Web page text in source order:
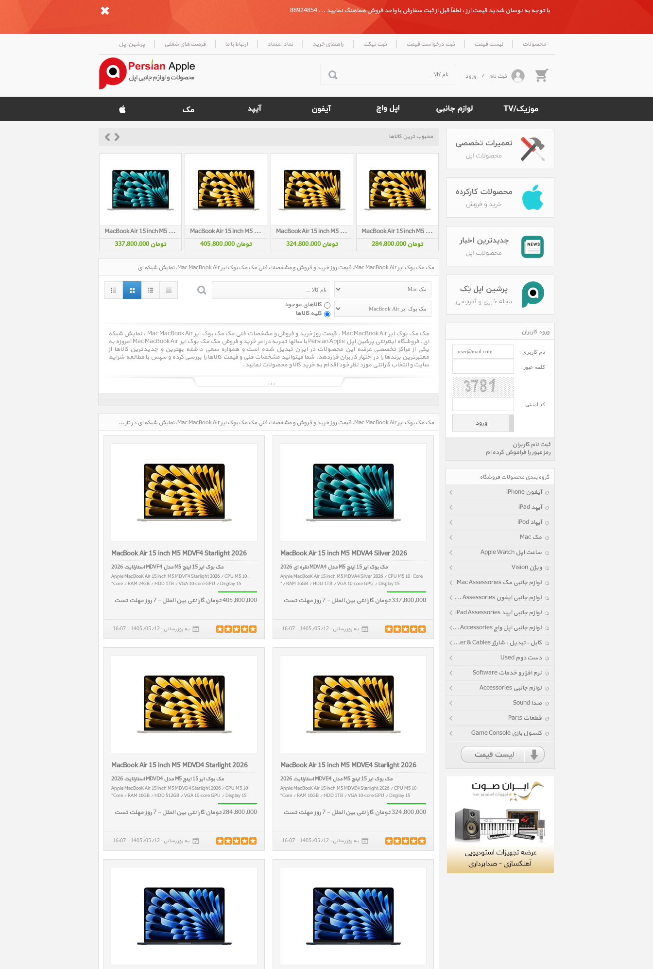
با توجه به نوسان شدید قیمت ارز ، لطفاً قبل از ثبت سفارش با واحد فروش هماهنگ نمایید ... 88924854
محصولات | لیست قیمت | ثبت درخواست قیمت | ثبت تیکت | راهنمای خرید | نماد اعتماد | ارتباط با ما | فرصت های شغلی | پرشین اپل
ثبت نام / ورود
محبوب ترین کالاها
MacBook Air 15 inch M5 MDVA4 Silver 2026
تومان 337,800,000
MacBook Air 15 inch M5 MDVF4 Starlight 2026
تومان 405,800,000
MacBook Air 15 inch M5 MDVE4 Starlight 2026
تومان 324,800,000
MacBook Air 15 inch M5 MDVD4 Starlight 2026
تومان 284,800,000
مک مک بوک ایر Mac MacBook Air، قیمت روز خرید و فروش و مشخصات فنی مک مک بوک ایر Mac MacBook Air، نمایش شبکه ای
کالاهای موجود
کلیه کالاها
مک مک بوک ایر Mac MacBook Air ، قیمت روز خرید و فروش و مشخصات فنی مک مک بوک ایر Mac MacBook Air ، نمایش شبکه
ای. فروشگاه اینترنتی پرشین اپل Persian Apple با سالها تجربه در امر خرید و فروش مک مک بوک ایر Mac MacBook Air امروزه به
یکی از مراکز تخصصی عرضه این محصولات در ایران تبدیل شده است و همواره سعی داشته بهترین و جدیدترین کالاها از
معتبرترین برندها را در اختیار کاربران قراردهد. شما میتوانید مشخصات فنی و قیمت کالاها را بررسی کرده و سپس با مطالعه شرایط
سایت و انتخاب گارانتی مورد نظر خود اقدام به خرید کالا و محصولات نمائید.
مک مک بوک ایر Mac MacBook Air، قیمت روز خرید و فروش و مشخصات فنی مک مک بوک ایر Mac MacBook Air، نمایش شبکه ای در تاریخ : 1405/05/17 - ساعت : 11:24
MacBook Air 15 inch M5 MDVA4 Silver 2026
مک بوک ایر 15 اینچ M5 مدل MDVA4 نقره ای 2026
Apple MacBooK Air 15 inch M5 MDVA4 Silver 2026 / CPU M5 10-Core
/ RAM 16GB / HDD 1TB / VGA 10‑core GPU / Display 15"
337,800,000 تومان گارانتی بین الملل - 7 روز مهلت تست
به روز رسانی : 1405/05/12 - 16:07
MacBook Air 15 inch M5 MDVF4 Starlight 2026
مک بوک ایر 15 اینچ M5 مدل MDVF4 استارلایت 2026
Apple MacBooK Air 15 inch M5 MDVF4 Starlight 2026 / CPU M5 10-
Core / RAM 24GB / HDD 1TB / VGA 10‑core GPU / Display 15"
405,800,000 تومان گارانتی بین الملل - 7 روز مهلت تست
به روز رسانی : 1405/05/12 - 16:07
MacBook Air 15 inch M5 MDVE4 Starlight 2026
مک بوک ایر 15 اینچ M5 مدل MDVE4 استارلایت 2026
Apple MacBooK Air 15 inch M5 MDVE4 Starlight 2026 / CPU M5 10-
Core / RAM 16GB / HDD 1TB / VGA 10‑core GPU / Display 15"
324,800,000 تومان گارانتی بین الملل - 7 روز مهلت تست
به روز رسانی : 1405/05/12 - 16:07
MacBook Air 15 inch M5 MDVD4 Starlight 2026
مک بوک ایر 15 اینچ M5 مدل MDVD4 استارلایت 2026
Apple MacBooK Air 15 inch M5 MDVD4 Starlight 2026 / CPU M5 10-
Core / RAM 16GB / HDD 512GB / VGA 10‑core GPU / Display 15"
284,800,000 تومان گارانتی بین الملل - 7 روز مهلت تست
به روز رسانی : 1405/05/12 - 16:07
ورود کاربران
نام کاربری :
کلمه عبور :
کد امنیتی :
ثبت نام کاربران
رمز عبور را فراموش کرده ام
گروه بندی محصولات فروشگاه
آیفون iPhone
آیپد iPad
آیپاد iPod
مک Mac
ساعت اپل Apple Watch
ویژن Vision
لوازم جانبی مک Mac Assessories
لوازم جانبی آیفون iPhone Assessories
لوازم جانبی آیپد iPad Assessories
لوازم جانبی اپل واچ Apple Watch Accessories
کابل ، تبدیل ، شارژر Power & Cables
دست دوم Used
نرم افزار و خدمات Software
لوازم جانبی Accessories
صدا Sound
قطعات Parts
کنسول بازی Game Console